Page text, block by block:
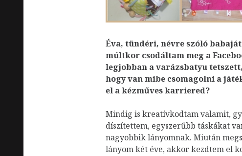
Éva, tündéri, névre szóló
múltkor csodáltam meg a
legjobban a varázsbatyu
hogy van mibe csomagolni a
el a kézműves karriered?
Mindig is kreatívkodtam valamit,
díszítettem, egyszerűbb táskákat
nagyobbik lányomnak. Miután
lányom két éve, akkor kezdtem el